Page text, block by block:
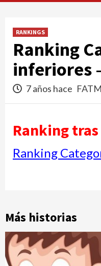
RANKINGS
Ranking
inferiores
7 años hace FATM
Ranking
Ranking
Más historias